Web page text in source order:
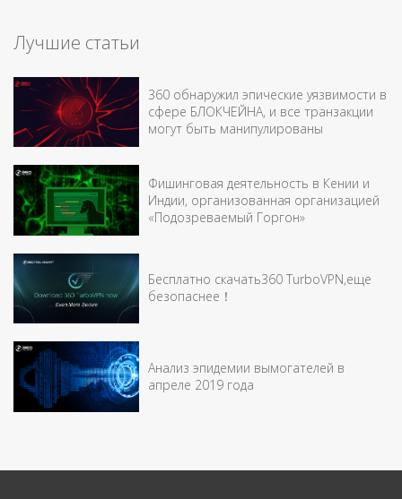
Лучшие статьи
360 обнаружил эпические уязвимости в
сфере БЛОКЧЕЙНА, и все транзакции
могут быть манипулированы
Фишинговая деятельность в Кении и
Индии, организованная организацией
«Подозреваемый Горгон»
Бесплатно скачать360 TurboVPN,еще
безопаснее！
Анализ эпидемии вымогателей в
апреле 2019 года